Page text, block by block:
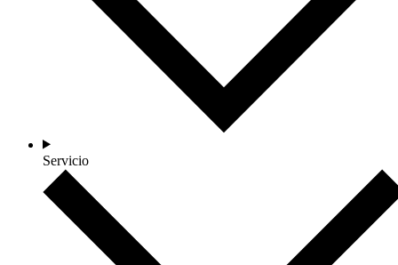
Servicio